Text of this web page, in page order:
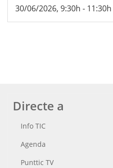
30/06/2026, 9:30h - 11:30h
Directe a
Info TIC
Agenda
Punttic TV